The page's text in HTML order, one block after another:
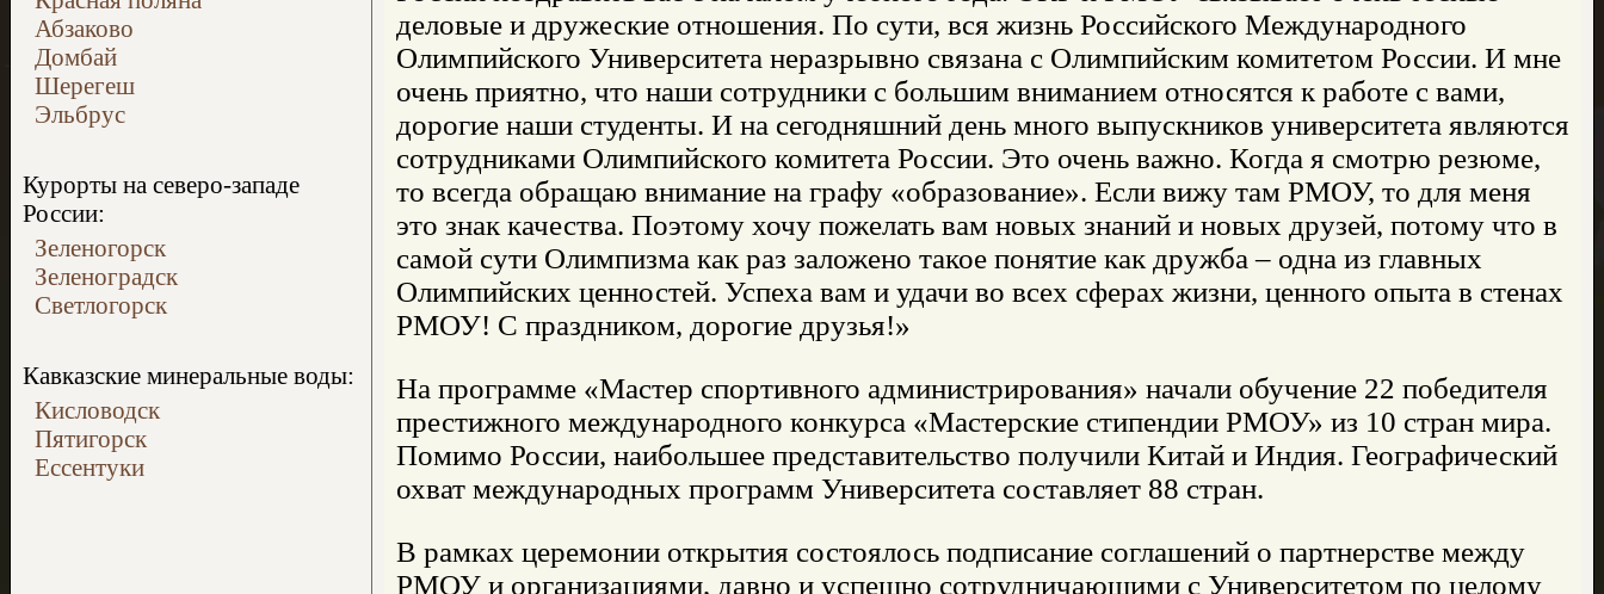
Абзаково
Домбай
Шерегеш
Эльбрус
Курорты на северо-западе
России:
Зеленогорск
Зеленоградск
Светлогорск
Кавказские минеральные воды:
Кисловодск
Пятигорск
Ессентуки
деловые и дружеские отношения. По сути, вся жизнь Российского Международного
Олимпийского Университета неразрывно связана с Олимпийским комитетом России. И мне
очень приятно, что наши сотрудники с большим вниманием относятся к работе с вами,
дорогие наши студенты. И на сегодняшний день много выпускников университета являются
сотрудниками Олимпийского комитета России. Это очень важно. Когда я смотрю резюме,
то всегда обращаю внимание на графу «образование». Если вижу там РМОУ, то для меня
это знак качества. Поэтому хочу пожелать вам новых знаний и новых друзей, потому что в
самой сути Олимпизма как раз заложено такое понятие как дружба – одна из главных
Олимпийских ценностей. Успеха вам и удачи во всех сферах жизни, ценного опыта в стенах
РМОУ! С праздником, дорогие друзья!»
На программе «Мастер спортивного администрирования» начали обучение 22 победителя
престижного международного конкурса «Мастерские стипендии РМОУ» из 10 стран мира.
Помимо России, наибольшее представительство получили Китай и Индия. Географический
охват международных программ Университета составляет 88 стран.
В рамках церемонии открытия состоялось подписание соглашений о партнерстве между
РМОУ и организациями, давно и успешно сотрудничающими с Университетом по целому